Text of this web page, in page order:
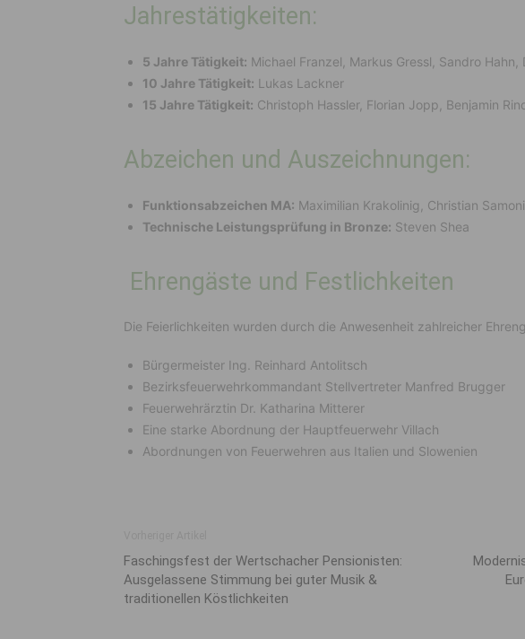
Jahrestätigkeiten:
5 Jahre Tätigkeit: Michael Franzel, Markus Gressl, Sandro Hahn,
10 Jahre Tätigkeit: Lukas Lackner
15 Jahre Tätigkeit: Christoph Hassler, Florian Jopp, Benjamin
Abzeichen und Auszeichnungen:
Funktionsabzeichen MA: Maximilian Krakolinig, Christian
Technische Leistungsprüfung in Bronze: Steven Shea
Ehrengäste und Festlichkeiten
Die Feierlichkeiten wurden durch die Anwesenheit zahlreicher
Bürgermeister Ing. Reinhard Antolitsch
Bezirksfeuerwehrkommandant Stellvertreter Manfred Brugger
Feuerwehrärztin Dr. Katharina Mitterer
Eine starke Abordnung der Hauptfeuerwehr Villach
Abordnungen von Feuerwehren aus Italien und Slowenien
Faschingsfest der Wertschacher Pensionisten:
Ausgelassene Stimmung bei guter Musik &
traditionellen Köstlichkeiten